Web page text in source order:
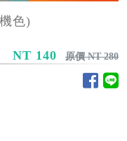
色)
NT 140 原價 NT 280